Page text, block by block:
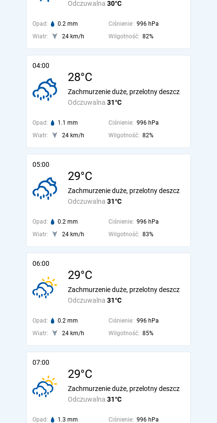
Odczuwalna 30°C
Opad: 0.2 mm Ciśnienie: 996 hPa
Wiatr:
24 km/h Wilgotność: 82%
04:00
28°C
Odczuwalna 31°C
Zachmurzenie duże, przelotny deszcz
Opad: 1.1 mm Ciśnienie: 996 hPa
Wiatr:
24 km/h Wilgotność: 82%
05:00
29°C
Odczuwalna 31°C
Zachmurzenie duże, przelotny deszcz
Opad: 0.2 mm Ciśnienie: 996 hPa
Wiatr:
24 km/h Wilgotność: 83%
06:00
29°C
Odczuwalna 31°C
Zachmurzenie duże, przelotny deszcz
Opad: 0.2 mm Ciśnienie: 996 hPa
Wiatr:
24 km/h Wilgotność: 85%
07:00
29°C
Odczuwalna 31°C
Zachmurzenie duże, przelotny deszcz
Opad: 1.3 mm Ciśnienie: 996 hPa